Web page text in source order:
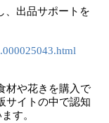
、出品サポートを
材や花きを購⼊で
サイトの中で認知
す。